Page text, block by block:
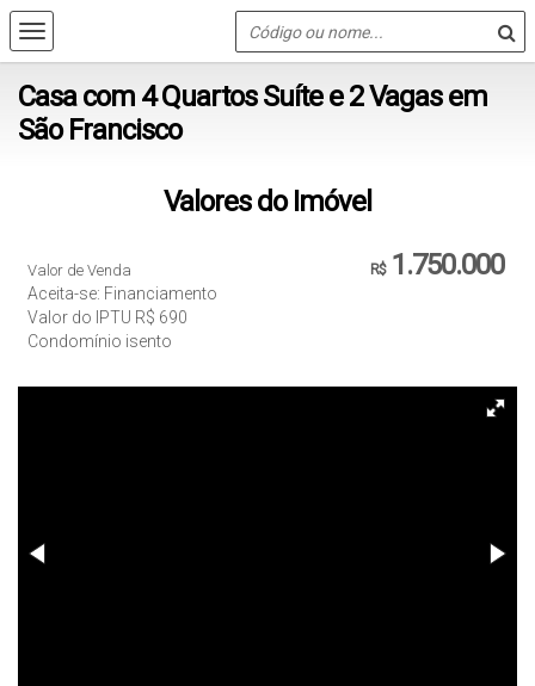
Casa com 4 Quartos Suíte e 2 Vagas em
São Francisco
Valores do Imóvel
R$1.750.000
Valor de Venda
Aceita-se: Financiamento
Valor do IPTU R$ 690
Condomínio isento